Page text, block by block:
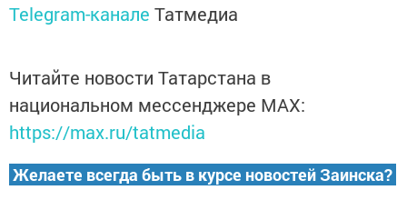
Telegram-канале Татмедиа
Читайте новости Татарстана в
национальном мессенджере MАХ:
https://max.ru/tatmedia
Желаете всегда быть в курсе новостей Заинска?